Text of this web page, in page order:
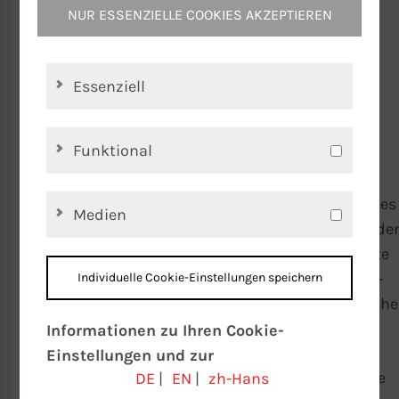
eine hocheffiziente Energieübertragung auf das
erfüllen.
Diesel-PKW-Nachrüstung
Nachrüstung sind im vollen Gange. Aktuell geht es
dabei vor allem um die Vermeidung von
Fahrverboten in den Innenstädten. Ansatzpunkte
hierfür sind Nachrüstkonzepte sowohl software-
als auch hardwareseitig, wie die z. B. nachträgliche
Ausstattung mit Katalysatoren oder andere.
Zielführende Maßnahmen auf der Hardwareseite
NUR ESSENZIELLE COOKIES AKZEPTIEREN
Essenziell
Funktional
Medien
Individuelle Cookie-Einstellungen speichern
Informationen zu Ihren Cookie-
Einstellungen und zur
Datenübertragung in die USA bei der
DE | EN | zh-Hans